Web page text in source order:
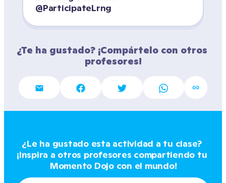
@ParticipateLrng
¿Te ha gustado? ¡Compártelo con otros
profesores!
¿Le ha gustado esta actividad a tu clase?
¡Inspira a otros profesores compartiendo tu
Momento Dojo con el mundo!